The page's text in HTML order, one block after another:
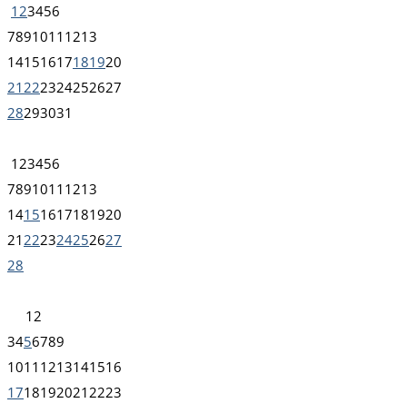
1 23456
7891011 1213
14151617181920
21 222324252627
28293031
1 23456
7891011 1213
14151617181920
21 222324252627
28
1 2
3456789
1011 1213141516
1718192021 2223